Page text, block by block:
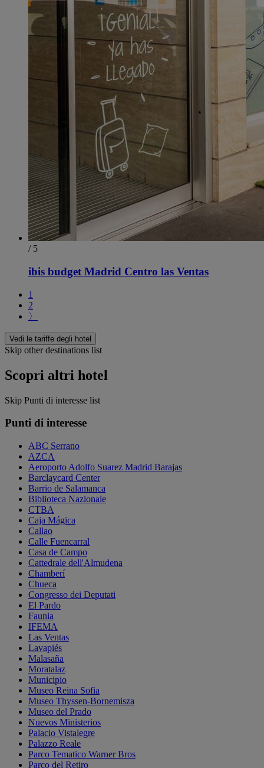
/ 5
ibis budget Madrid Centro las Ventas
1
2
〉
Vedi le tariffe degli hotel
Skip other destinations list
Scopri altri hotel
Skip Punti di interesse list
Punti di interesse
ABC Serrano
AZCA
Aeroporto Adolfo Suarez Madrid Barajas
Barclaycard Center
Barrio de Salamanca
Biblioteca Nazionale
CTBA
Caja Mágica
Callao
Calle Fuencarral
Casa de Campo
Cattedrale dell'Almudena
Chamberí
Chueca
Congresso dei Deputati
El Pardo
Faunia
IFEMA
Las Ventas
Lavapiés
Malasaña
Moratalaz
Municipio
Museo Reina Sofia
Museo Thyssen-Bornemisza
Museo del Prado
Nuevos Ministerios
Palacio Vistalegre
Palazzo Reale
Parco Tematico Warner Bros
Parco del Retiro